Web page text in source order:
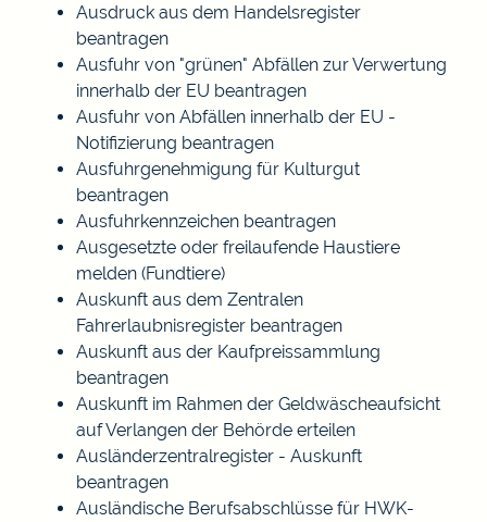
Ausdruck aus dem Handelsregister
beantragen
Ausfuhr von "grünen" Abfällen zur Verwertung
innerhalb der EU beantragen
Ausfuhr von Abfällen innerhalb der EU -
Notifizierung beantragen
Ausfuhrgenehmigung für Kulturgut
beantragen
Ausfuhrkennzeichen beantragen
Ausgesetzte oder freilaufende Haustiere
melden (Fundtiere)
Auskunft aus dem Zentralen
Fahrerlaubnisregister beantragen
Auskunft aus der Kaufpreissammlung
beantragen
Auskunft im Rahmen der Geldwäscheaufsicht
auf Verlangen der Behörde erteilen
Ausländerzentralregister - Auskunft
beantragen
Ausländische Berufsabschlüsse für HWK-